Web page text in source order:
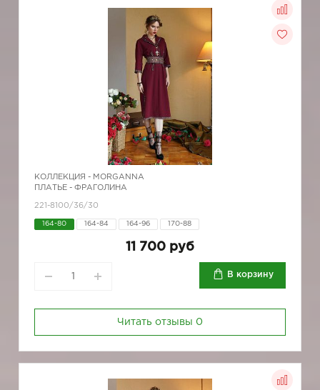
КОЛЛЕКЦИЯ - MORGANNA
ПЛАТЬЕ - ФРАГОЛИНА
221-8100/36/30
164-80 164-84 164-96 170-88
11 700 руб
В корзину
Читать отзывы 0